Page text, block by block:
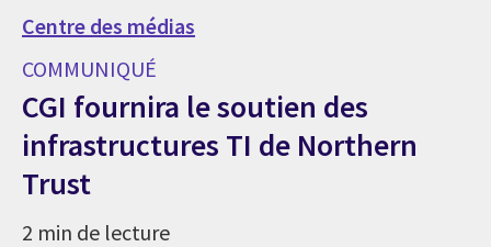
Centre des médias
COMMUNIQUÉ
CGI fournira le soutien des
infrastructures TI de Northern
Trust
2 min de lecture